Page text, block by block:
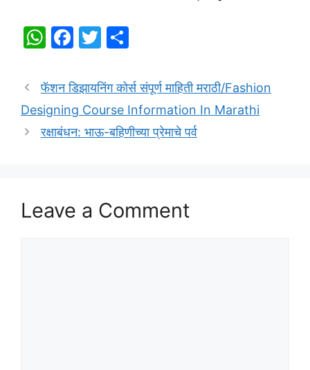
W
at
s
A
F
c
e
b
T
itt
er
ar
e
फॅशन डिझायनिंग कोर्स संपूर्ण माहिती मराठी/Fashion
Designing Course Information In Marathi
रक्षाबंधन: भाऊ-बहिणीच्या प्रेमाचे पर्व
Leave a Comment